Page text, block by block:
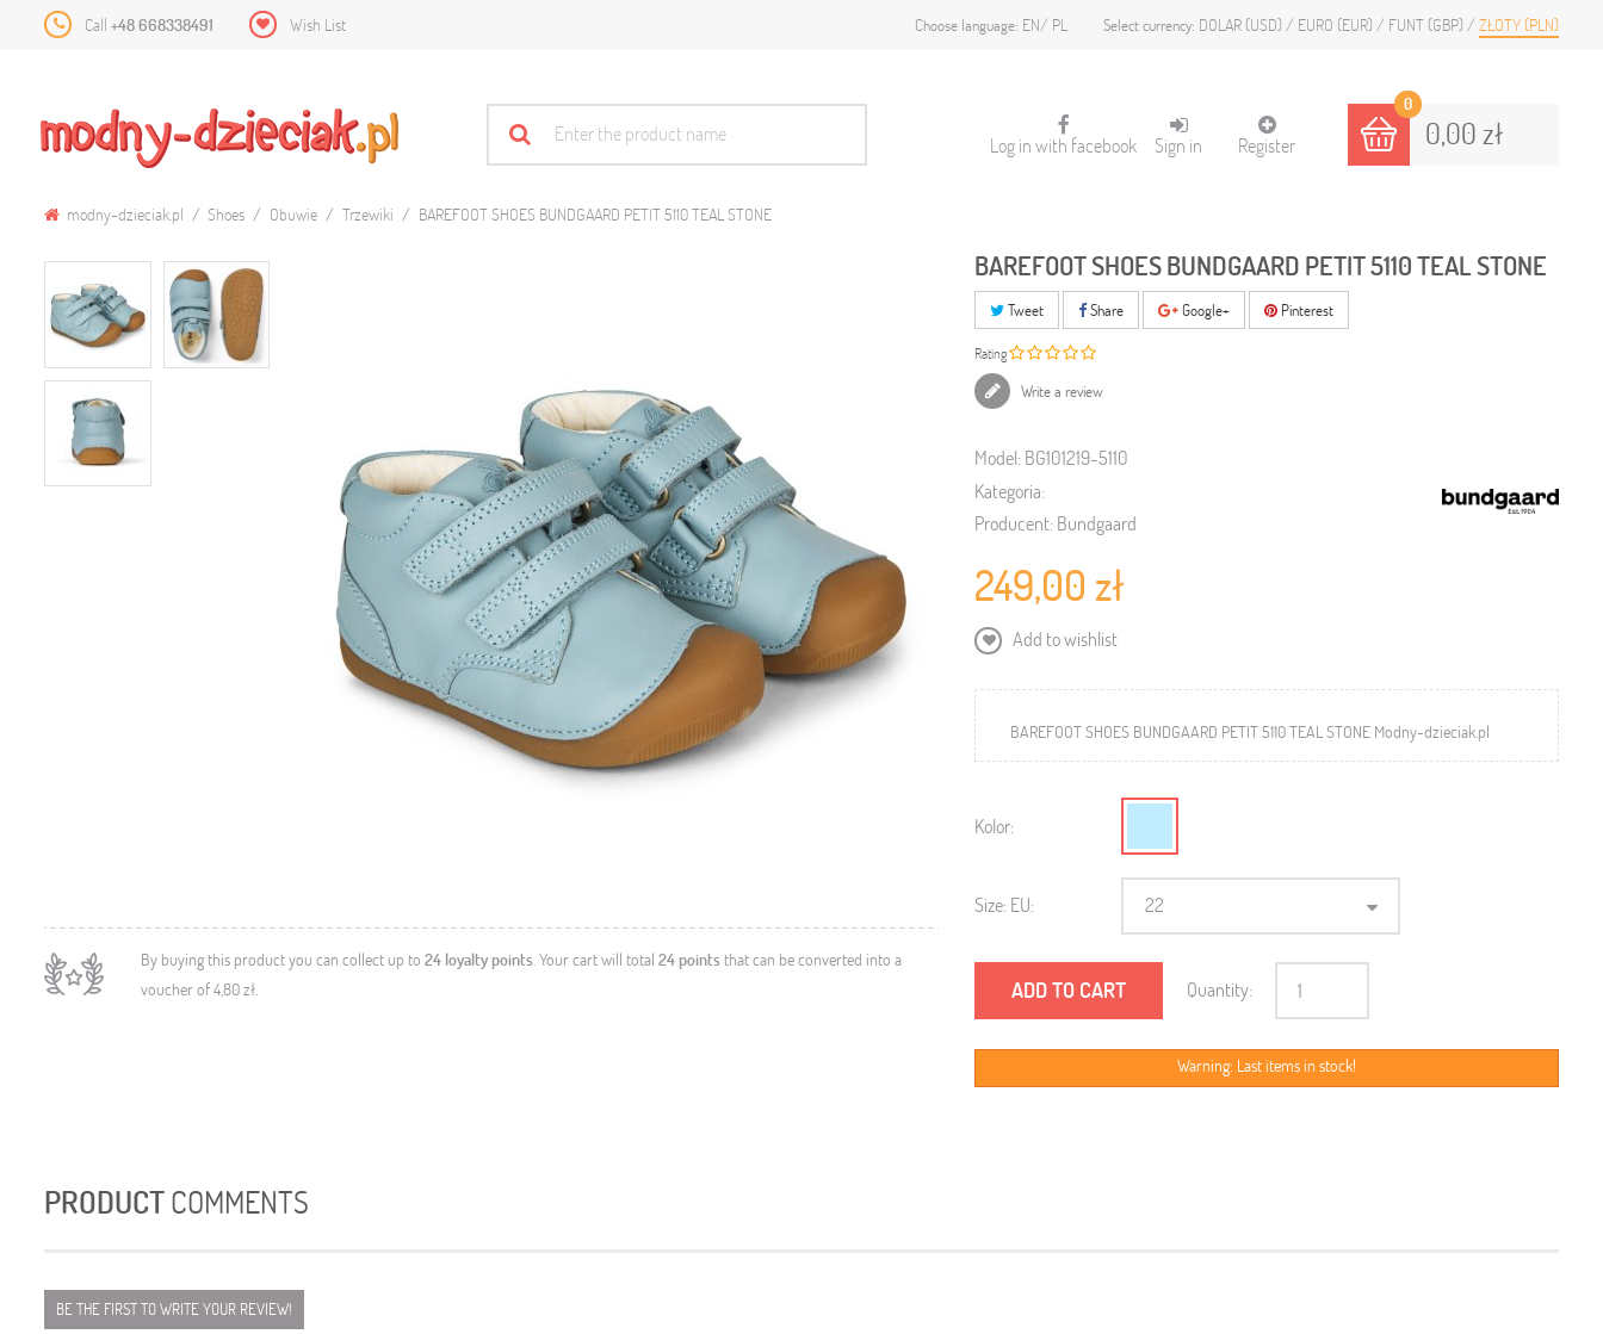
Call +48 668338491 Wish List Select currency: DOLAR (USD) EURO (EUR) FUNT (GBP) ZŁOTY (PLN)
Choose language: EN PL
0
0,00 zł
Sign in Register
Log in with facebook
modny-dzieciak.pl Shoes Obuwie Trzewiki BAREFOOT SHOES BUNDGAARD PETIT 5110 TEAL STONE
By buying this product you can collect up to 24 loyalty points. Your cart will total 24points that can be converted into a
voucher of4,80 zł.
BAREFOOT SHOES BUNDGAARD PETIT 5110 TEAL STONE
Tweet Share Google+ Pinterest
Rating
Write a review
Model: BG101219-5110
Kategoria:
Producent: Bundgaard
249,00 zł
Add to wishlist
BAREFOOT SHOES BUNDGAARD PETIT 5110 TEAL STONE Modny-dzieciak.pl
Kolor:
Size: EU: 22
ADD TO CART Quantity:
Warning: Last items in stock!
PRODUCTCOMMENTS
BE THE FIRST TO WRITE YOUR REVIEW!